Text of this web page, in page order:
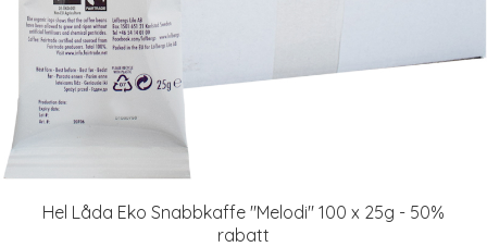
Hel Låda Eko Snabbkaffe "Melodi" 100 x 25g - 50%
rabatt